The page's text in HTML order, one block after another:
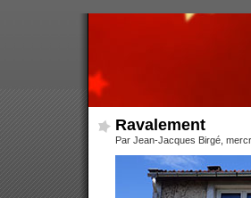
Ravalement
Par Jean-Jacques Birgé,